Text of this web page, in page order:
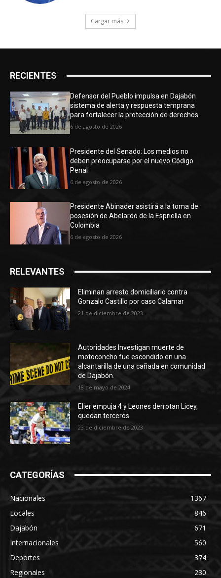
Cargar más
RECIENTES
Defensor del Pueblo impulsa en Dajabón
sistema de alerta y respuesta temprana
para fortalecer la protección de derechos
6 de agosto de 2026
Presidente del Senado: Los medios no
deben preocuparse por el nuevo Código
Penal
6 de agosto de 2026
Presidente Abinader asistirá a la toma de
posesión de Abelardo de la Espriella en
Colombia
6 de agosto de 2026
RELEVANTES
Eliminan arresto domiciliario contra
Gonzalo Castillo por caso Calamar
21 de diciembre de 2023
Autoridades Investigan muerte de
motoconcho fue escondido en una
alcantarilla de una cañada en comunidad
de Dajabón.
18 de mayo de 2024
Elier empuja 4 y Leones derrotan Licey,
quedan terceros
23 de diciembre de 2023
CATEGORÍAS
Nacionales
1367
Locales
846
Dajabón
671
Internacionales
560
Deportes
374
Regionales
230